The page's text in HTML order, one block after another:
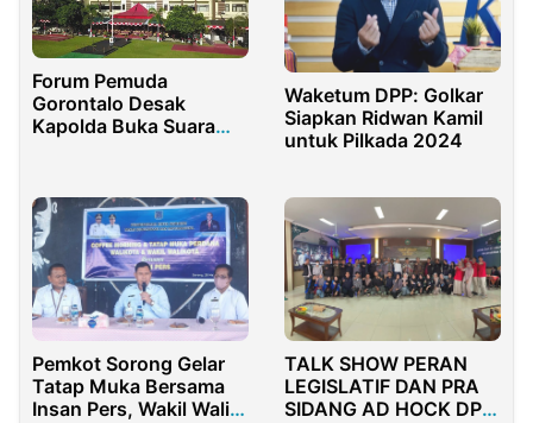
Forum Pemuda
Gorontalo Desak
Kapolda Buka Suara
Hitam
Waketum DPP: Golkar
Siapkan Ridwan Kamil
untuk Pilkada 2024
Pemkot Sorong Gelar
Tatap Muka Bersama
Insan Pers, Wakil Wali
TALK SHOW PERAN
LEGISLATIF DAN PRA
SIDANG AD HOCK DPM